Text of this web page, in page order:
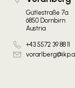
Gütlestraße 7a
6850 Dornbirn
Austria
+43 5572 39 88 11